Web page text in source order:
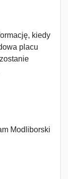
kiedy
placu
Modliborski